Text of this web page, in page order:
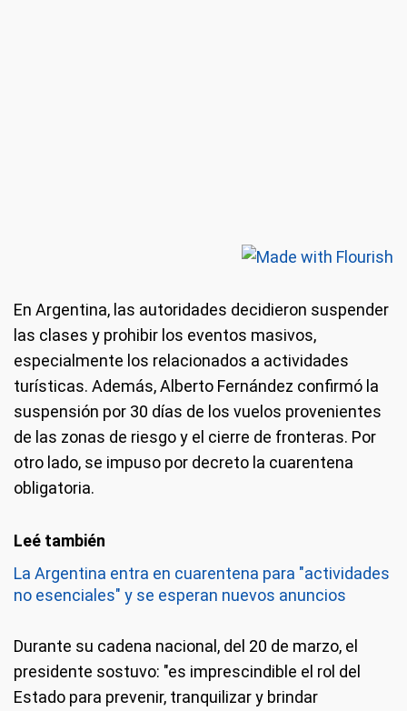
En Argentina, las autoridades decidieron suspender
las clases y prohibir los eventos masivos,
especialmente los relacionados a actividades
turísticas. Además, Alberto Fernández confirmó la
suspensión por 30 días de los vuelos provenientes
de las zonas de riesgo y el cierre de fronteras. Por
otro lado, se impuso por decreto la cuarentena
obligatoria.
La Argentina entra en cuarentena para "actividades
no esenciales" y se esperan nuevos anuncios
Durante su cadena nacional, del 20 de marzo, el
presidente sostuvo: "es imprescindible el rol del
Estado para prevenir, tranquilizar y brindar